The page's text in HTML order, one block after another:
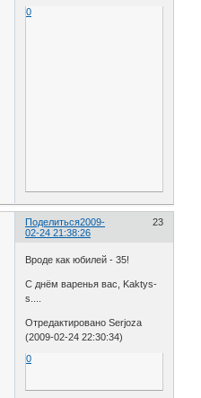
0
Поделиться 23
2009-
02-24 21:38:26
Вроде как юбилей - 35!
С днём варенья вас, Kaktys-
s....
Отредактировано Serjoza
(2009-02-24 22:30:34)
0